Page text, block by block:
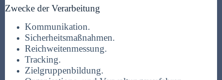
Zwecke der Verarbeitung
Kommunikation.
Sicherheitsmaßnahmen.
Reichweitenmessung.
Tracking.
Zielgruppenbildung.